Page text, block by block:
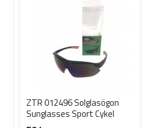
ZTR 012496 Solglasögon
Sunglasses Sport Cykel
MTB Svarta 14cm